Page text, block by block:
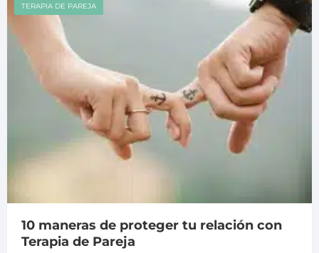
TERAPIA DE PAREJA
10 maneras de proteger tu relación con
Terapia de Pareja